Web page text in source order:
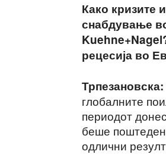
Како кризите
снабдување
рецесија во
Трпезановска:
глобалните
периодот
беше
одлични